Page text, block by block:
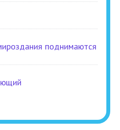
поднимаются